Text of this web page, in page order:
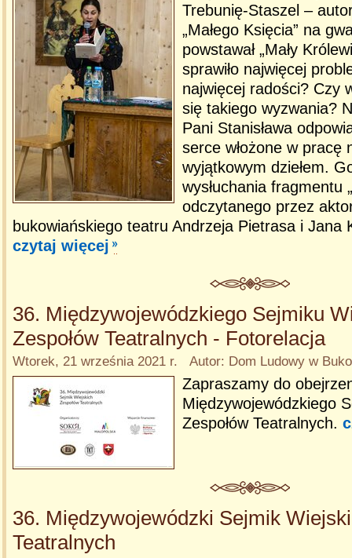
Trebunię-Staszel –
„Małego Księcia” na
powstawał „Mały
sprawiło najwięcej
najwięcej radości? Czy
się takiego wyzwania?
Pani Stanisława
serce włożone w pracę
wyjątkowym dziełem.
wysłuchania fragmentu
odczytanego przez
bukowiańskiego teatru Andrzeja Pietrasa i Jana
czytaj więcej
36. Międzywojewódzkiego Sejmiku
Zespołów Teatralnych - Fotorelacja
Wtorek, 21 września 2021 r. Autor: Dom Ludowy w
Zapraszamy do
Międzywojewódzkiego
Zespołów Teatralnych.
36. Międzywojewódzki Sejmik
Teatralnych